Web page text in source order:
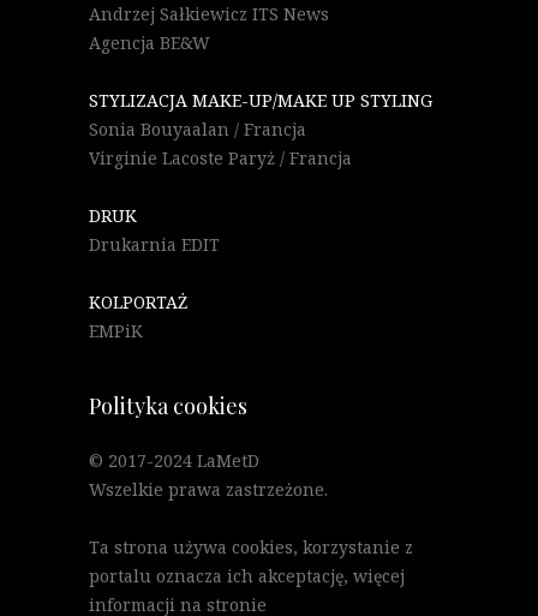
Andrzej Sałkiewicz ITS News
Agencja BE&W
STYLIZACJA MAKE-UP/MAKE UP STYLING
Sonia Bouyaalan / Francja
Virginie Lacoste Paryż / Francja
DRUK
Drukarnia EDIT
KOLPORTAŻ
EMPiK
Polityka cookies
© 2017-2024 LaMetD
Wszelkie prawa zastrzeżone.
Ta strona używa cookies, korzystanie z
portalu oznacza ich akceptację, więcej
informacji na stronie